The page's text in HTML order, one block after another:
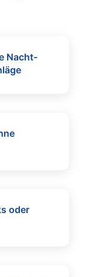
Nacht-
oder